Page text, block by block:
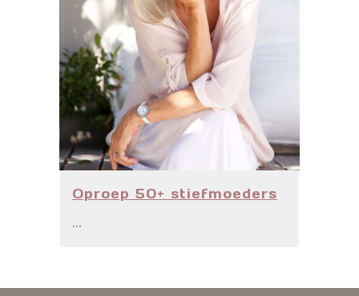
Oproep 50+ stiefmoeders
...